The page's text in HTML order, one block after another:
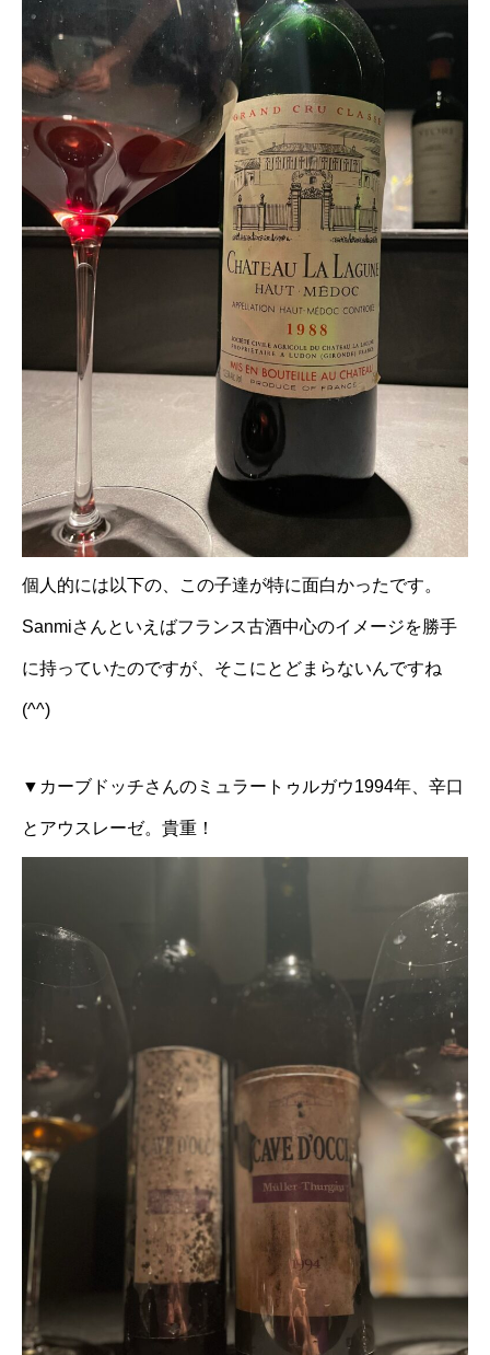
個人的には以下の、この子達が特に面白かったです。
Sanmiさんといえばフランス古酒中心のイメージを勝手
に持っていたのですが、そこにとどまらないんですね
(^^)
▼カーブドッチさんのミュラートゥルガウ1994年、辛口
とアウスレーゼ。貴重！